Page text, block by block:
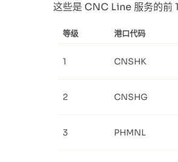
这些是 CNC Line 服务的前
等级 港口代码
1 CNSHK
2 CNSHG
3 PHMNL